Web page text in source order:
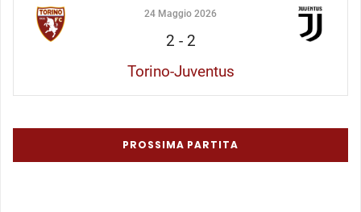
24 Maggio 2026
2 - 2
Torino-Juventus
PROSSIMA PARTITA